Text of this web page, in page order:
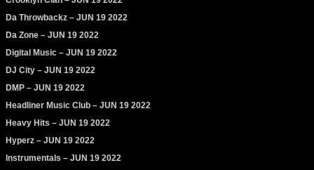
Da Throwbackz – JUN 19 2022
Da Zone – JUN 19 2022
Digital Music – JUN 19 2022
DJ City – JUN 19 2022
DMP – JUN 19 2022
Headliner Music Club – JUN 19 2022
Heavy Hits – JUN 19 2022
Hyperz – JUN 19 2022
Instrumentals – JUN 19 2022